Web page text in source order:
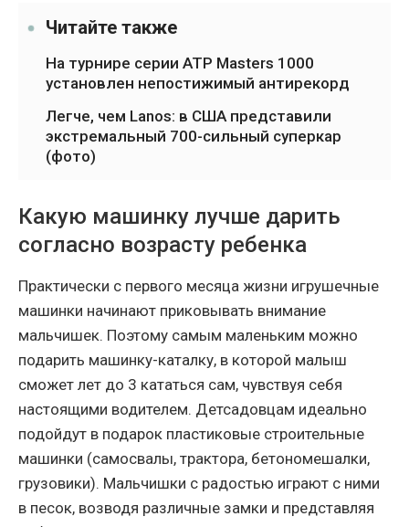
Читайте также
На турнире серии ATP Masters 1000
установлен непостижимый антирекорд
Легче, чем Lanos: в США представили
экстремальный 700-сильный суперкар
(фото)
Какую машинку лучше дарить
согласно возрасту ребенка
Практически с первого месяца жизни игрушечные
машинки начинают приковывать внимание
мальчишек. Поэтому самым маленьким можно
подарить машинку-каталку, в которой малыш
сможет лет до 3 кататься сам, чувствуя себя
настоящими водителем. Детсадовцам идеально
подойдут в подарок пластиковые строительные
машинки (самосвалы, трактора, бетономешалки,
грузовики). Мальчишки с радостью играют с ними
в песок, возводя различные замки и представляя